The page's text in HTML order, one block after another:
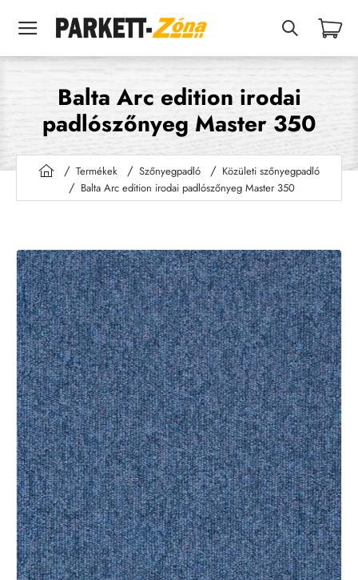
Balta Arc edition irodai
padlószőnyeg Master 350
h
Termékek Szőnyegpadló
Közületi szőnyegpadló
Balta Arc edition irodai padlószőnyeg Master 350